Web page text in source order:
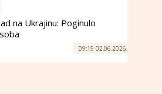
na Ukrajinu: Poginulo
09:19 02.06.2026.